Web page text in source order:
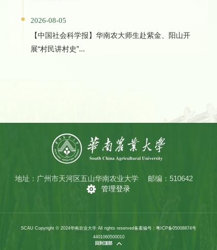
2026-08-05
【中国社会科学报】华南农大师生赴紫金、阳山开
展“村民讲村史”...
地址：广州市天河区五山华南农业大学
邮编：510642
管理登录
SCAU Copyright © 2024华南农业大学 All rights reserved备案编号：粤ICP备05008874号
4401060500010
回到顶部